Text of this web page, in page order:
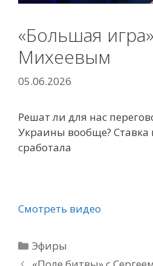
«Большая
Михеевым
05.06.2026
Решат ли для нас
Украины вообще? Ставка
сработала
Смотреть видео
Рубрики
Эфиры